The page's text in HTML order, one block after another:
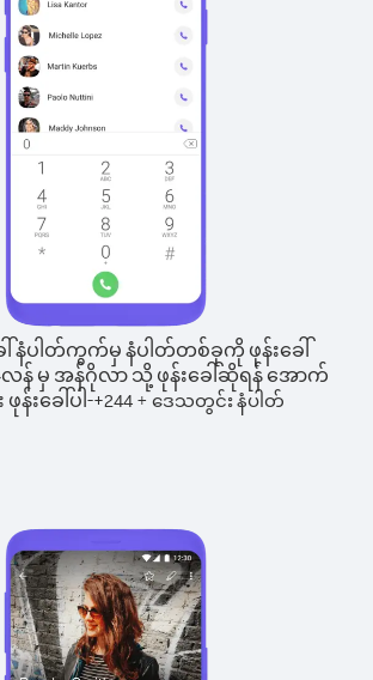
ေါ်နံပါတ်ကွက်မှ နံပါတ်တစ်ခုကို ဖုန်းခေါ်
န် မှ အန်ဂိုလာ သို့ ဖုန်းခေါ်ဆိုရန် အောက်
န်းခေါ်ပါ-+244 +ဒေသတွင်း နံပါတ်